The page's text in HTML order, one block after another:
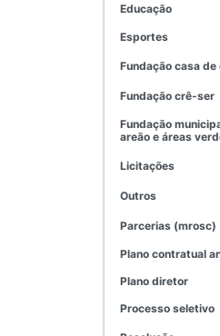
educação
esportes
fundação casa
fundação crê-ser
fundação municipal parque do
areão e áreas
licitações
outros
parcerias (mrosc)
plano contratual
plano diretor
processo seletivo